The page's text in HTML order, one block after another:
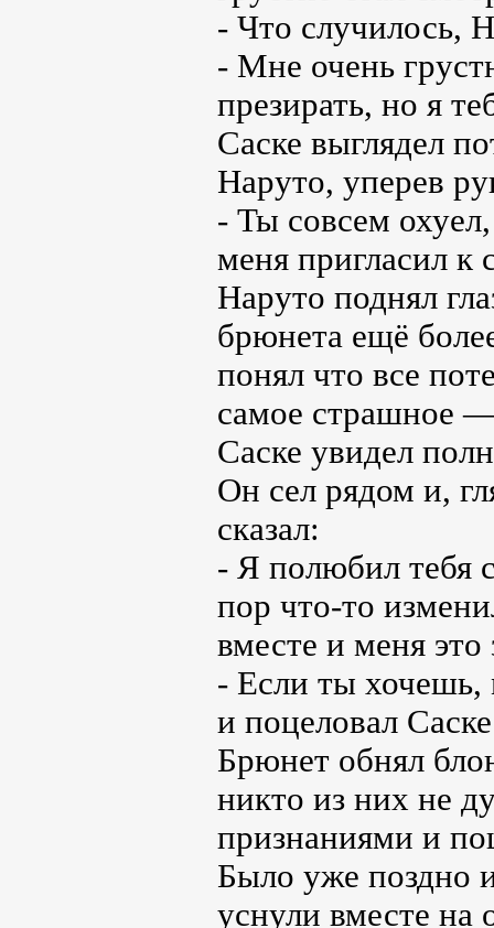
- Что случилось,
- Мне очень
презирать, но я
Саске выглядел
Наруто, уперев
- Ты совсем
меня пригласил к
Наруто поднял
брюнета ещё
понял что все
самое страшное —
Саске увидел
Он сел рядом и,
сказал:
- Я полюбил тебя
пор что-то
вместе и меня
- Если ты хочешь,
и поцеловал
Брюнет обнял
никто из них не
признаниями и
Было уже поздно
уснули вместе на